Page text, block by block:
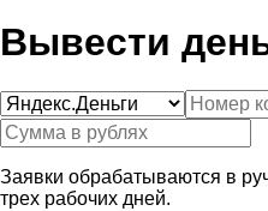
Вывести
Заявки обрабатываются в
трех рабочих дней.